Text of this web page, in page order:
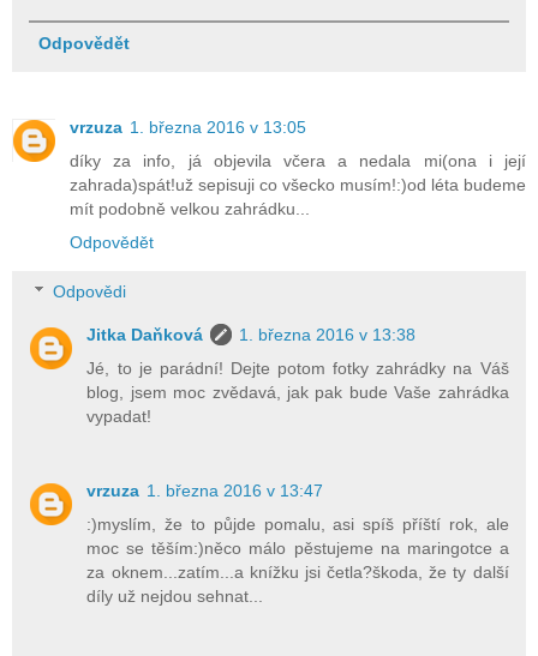
Odpovědět
vrzuza 1. března 2016 v 13:05
díky za info, já objevila včera a nedala mi(ona i její
zahrada)spát!už sepisuji co všecko musím!:)od léta budeme
mít podobně velkou zahrádku...
Odpovědět
Odpovědi
Jitka Daňková
1. března 2016 v 13:38
Jé, to je parádní! Dejte potom fotky zahrádky na Váš
blog, jsem moc zvědavá, jak pak bude Vaše zahrádka
vypadat!
vrzuza 1. března 2016 v 13:47
:)myslím, že to půjde pomalu, asi spíš příští rok, ale
moc se těším:)něco málo pěstujeme na maringotce a
za oknem...zatím...a knížku jsi četla?škoda, že ty další
díly už nejdou sehnat...